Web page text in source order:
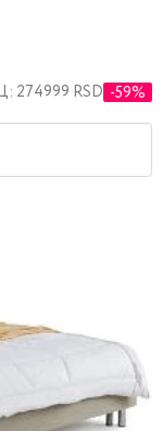
274999 RSD -59%